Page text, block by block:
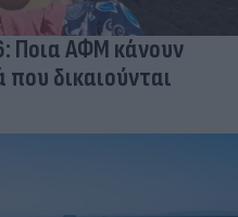
Ποια ΑΦΜ κάνουν
δικαιούνται